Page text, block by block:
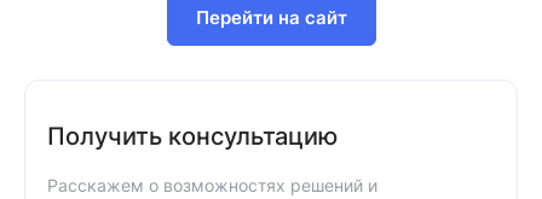
Перейти на сайт
Получить консультацию
Расскажем о возможностях решений и